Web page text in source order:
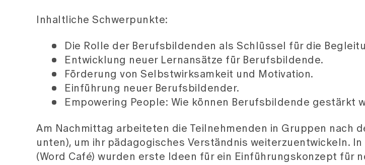
Inhaltliche Schwerpunkte:
Die Rolle der Berufsbildenden als Schlüssel für die
Entwicklung neuer Lernansätze für Berufsbildende.
Förderung von Selbstwirksamkeit und Motivation.
Einführung neuer Berufsbildender.
Empowering People: Wie können Berufsbildende gestärkt
Am Nachmittag arbeiteten die Teilnehmenden in Gruppen nach
unten), um ihr pädagogisches Verständnis weiterzuentwickeln.
(Word Café) wurden erste Ideen für ein Einführungskonzept für